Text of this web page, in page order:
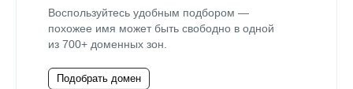
Воспользуйтесь удобным подбором —
похожее имя может быть свободно в одной
из 700+ доменных зон.
Подобрать домен